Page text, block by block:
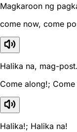
Magkaroon ng
come now, come
Halika na, mag-post.
Come along!;
Halika!; Halika na!